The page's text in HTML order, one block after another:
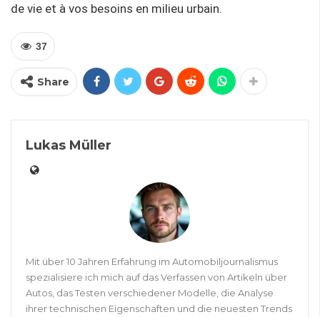
de vie et à vos besoins en milieu urbain.
37
Share
Lukas Müller
Mit über 10 Jahren Erfahrung im Automobiljournalismus
spezialisiere ich mich auf das Verfassen von Artikeln über
Autos, das Testen verschiedener Modelle, die Analyse
ihrer technischen Eigenschaften und die neuesten Trends